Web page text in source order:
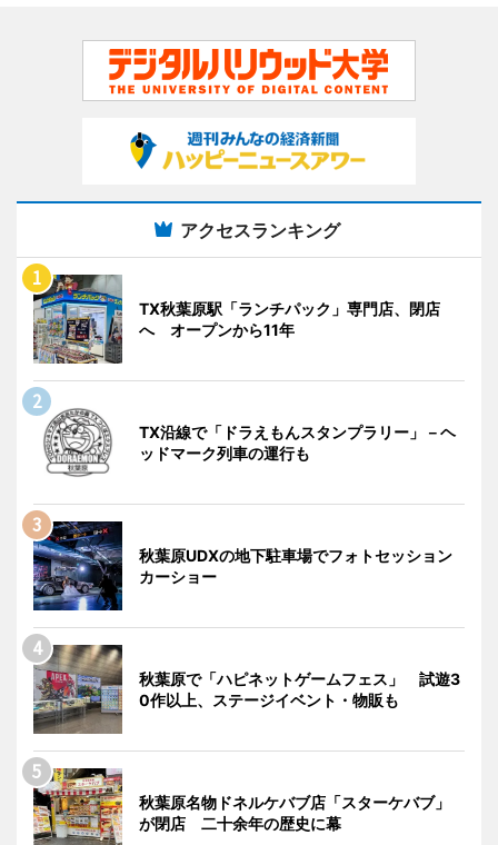
アクセスランキング
TX秋葉原駅「ランチパック」専門店、閉店
へ オープンから11年
TX沿線で「ドラえもんスタンプラリー」－ヘ
ッドマーク列車の運行も
秋葉原UDXの地下駐車場でフォトセッション
カーショー
秋葉原で「ハピネットゲームフェス」 試遊3
0作以上、ステージイベント・物販も
秋葉原名物ドネルケバブ店「スターケバブ」
が閉店 二十余年の歴史に幕